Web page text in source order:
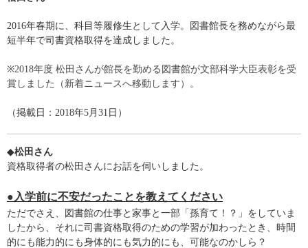
2016年春期に、科目等履修生として入学。図書館長を務めながら最
短半年で司書資格取得を達成しました。
※2018年度 松田さんが館長を勤める図書館が文部科学大臣表彰を受
賞しました（新着ニュースへ移動します）。
（掲載日：2018年5月31日）
◆松田さん
資格取得者の松田さんにお話を伺いしました。
●入学前に不安だったことを教えてください
ただでさえ、図書館の仕事と家事と一部「孫育て！？」をしていま
したから、それに司書資格取得のための学習が加わったとき、時間
的にも能力的にも身体的にも気力的にも、可能なのかしら？